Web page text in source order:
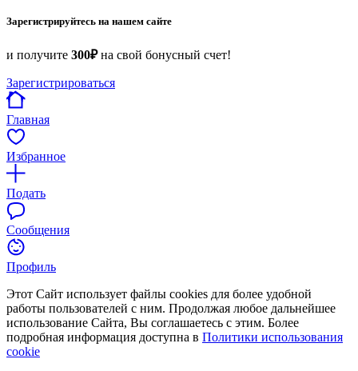
Зарегистрируйтесь на нашем сайте
и получите 300₽на свой бонусный счет!
Зарегистрироваться
Главная
Избранное
Подать
Сообщения
Профиль
Этот Сайт использует файлы cookies для более удобной
работы пользователей с ним. Продолжая любое дальнейшее
использование Сайта, Вы соглашаетесь с этим. Более
подробная информация доступна в Политики использования
cookie